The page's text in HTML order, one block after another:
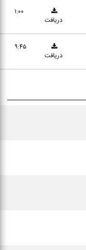
۱:۰۰
دریافت
۹:۴۵
دریافت